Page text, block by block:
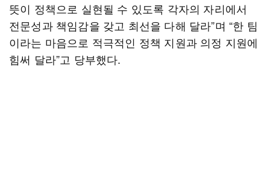
뜻이 정책으로 실현될 수 있도록 각자의 자리에서
전문성과 책임감을 갖고 최선을 다해 달라”며 “한 팀
이라는 마음으로 적극적인 정책 지원과 의정 지원에
힘써 달라”고 당부했다.